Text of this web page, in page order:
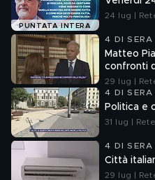
PUNTATA INTERA
24 lug |
4 DI SERA
Matteo
confronti
29 lug |
4 DI SERA
Politica e
31 lug |
4 DI SERA
Città
29 lug |